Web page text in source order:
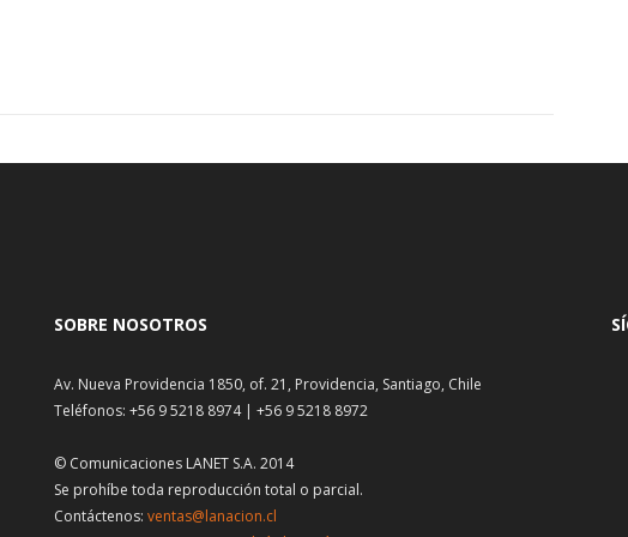
SOBRE NOSOTROS
Av. Nueva Providencia 1850, of. 21, Providencia, Santiago, Chile
Teléfonos: +56 9 5218 8974 | +56 9 5218 8972
© Comunicaciones LANET S.A. 2014
Se prohíbe toda reproducción total o parcial.
Contáctenos: ventas@lanacion.cl